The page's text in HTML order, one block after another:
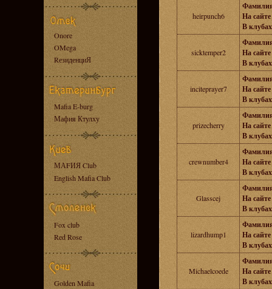
Onore
OMega
RезиденциЯ
Mafia E-burg
Мафия Ктулху
МАFИЯ Club
English Mafia Club
Fox club
Red Rose
Golden Mafia
heirpunch6
На
В
sicktemper2
На
В
inciteprayer7
На
В
prizecherry
На
В
crewnumber4
На
В
Glasscej
На
В
lizardhump1
На
В
Michaelcoede
На
В